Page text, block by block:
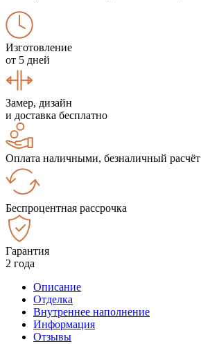
Изготовление
от 5 дней
Замер, дизайн
и доставка бесплатно
Оплата наличными, безналичный расчёт
Беспроцентная рассрочка
Гарантия
2 года
Описание
Отделка
Внутреннее наполнение
Информация
Отзывы